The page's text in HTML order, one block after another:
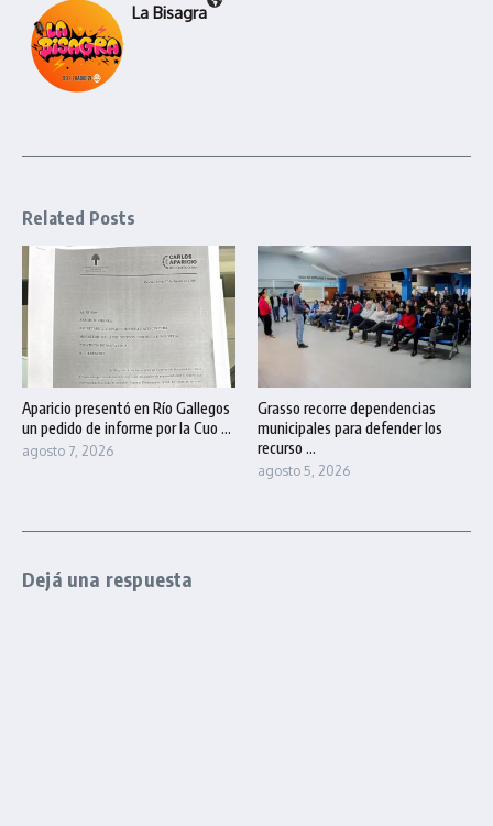
La Bisagra
Related Posts
Aparicio presentó en Río Gallegos
un pedido de informe por la Cuo ...
agosto 7, 2026
Grasso recorre dependencias
municipales para defender los
recurso ...
agosto 5, 2026
Dejá una respuesta